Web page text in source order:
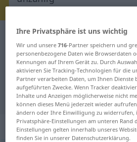
Deutsch-Kroatisch Wörterbuch
Deutsch-Kroatisch
"unzählig"
"unzählig" Kroatisch
„unzählig“: Adjektiv
Ihre Privatsphäre ist uns wichtig
Wir und unsere716-Partner speichern und
personenbezogene Daten wie Browserdaten
Kennungen auf Ihrem Gerät zu. Durch
aktivieren Sie Tracking-Technologien für die
Partner verarbeiten Daten, um Ihnen Dienste
aufgeführten Zwecke. Wenn Tracker
Inhalte und Anzeigen möglicherweise nicht
können dieses Menü jederzeit wieder
ändern oder Ihre Einwilligung zu widerrufen,
Privatsphäre-Einstellungen am unteren Rand
Einstellungen gelten innerhalb unseres
finden Sie in unserer Datenschutzerklärung.